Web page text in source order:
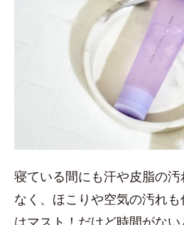
寝ている間にも汗や皮脂の
なく、ほこりや空気の汚れ